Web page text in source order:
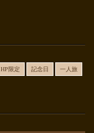
HP限定 記念日 一人旅